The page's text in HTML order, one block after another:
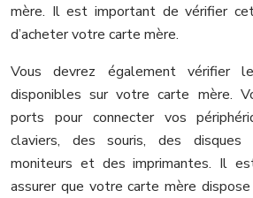
mère. Il est important de vérifier
d’acheter votre carte mère.
Vous devrez également vérifier
disponibles sur votre carte mère.
ports pour connecter vos
claviers, des souris, des disques
moniteurs et des imprimantes. Il
assurer que votre carte mère